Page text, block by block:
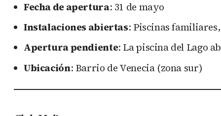
Fecha de apertura: 31 de mayo
Instalaciones abiertas: Piscinas
Apertura pendiente: La piscina del Lago
Ubicación: Barrio de Venecia (zona sur)